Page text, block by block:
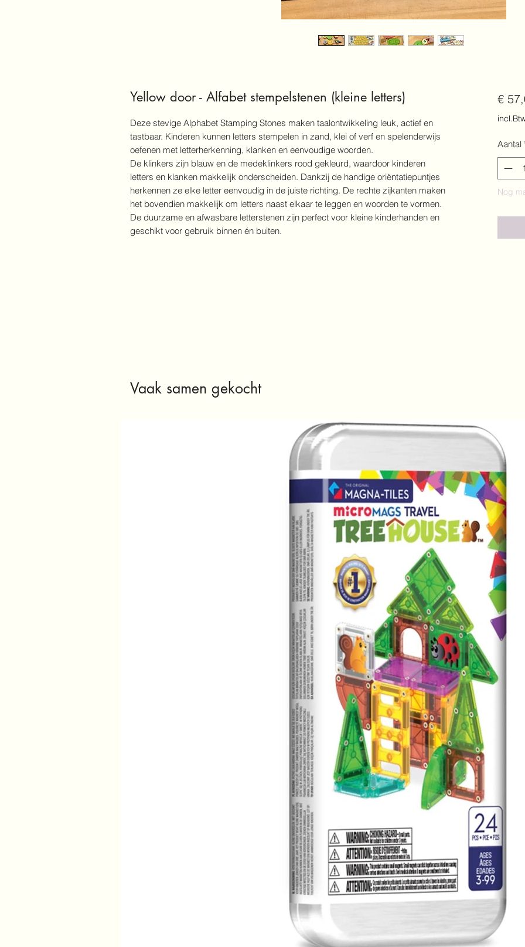
Yellow door - Alfabet stempelstenen (kleine letters)
Deze stevige Alphabet Stamping Stones maken taalontwikkeling leuk, actief en
tastbaar. Kinderen kunnen letters stempelen in zand, klei of verf en spelenderwijs
oefenen met letterherkenning, klanken en eenvoudige woorden.
De klinkers zijn blauw en de medeklinkers rood gekleurd, waardoor kinderen
letters en klanken makkelijk onderscheiden. Dankzij de handige oriëntatiepuntjes
herkennen ze elke letter eenvoudig in de juiste richting. De rechte zijkanten maken
het bovendien makkelijk om letters naast elkaar te leggen en woorden te vormen.
De duurzame en afwasbare letterstenen zijn perfect voor kleine kinderhanden en
geschikt voor gebruik binnen én buiten.
€
Aantal
Nog
Vaak samen gekocht